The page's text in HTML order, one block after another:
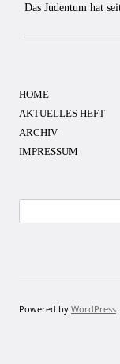
Das Judentum hat
HOME
AKTUELLES HEFT
ARCHIV
IMPRESSUM
nach:
Powered by WordPress